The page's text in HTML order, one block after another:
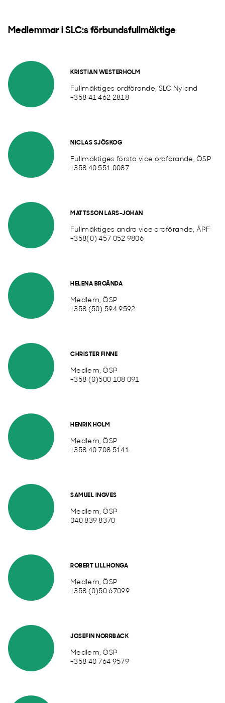
Medlemmar i SLC:s förbundsfullmäktige
KRISTIAN WESTERHOLM
Fullmäktiges ordförande, SLC Nyland
+358 41 462 2818
NICLAS SJÖSKOG
Fullmäktiges första vice ordförande, ÖSP
+358 40 551 0087
MATTSSON LARS-JOHAN
Fullmäktiges andra vice ordförande, ÅPF
+358(0) 457 052 9806
HELENA BROÄNDA
Medlem, ÖSP
+358 (50) 594 9592
CHRISTER FINNE
Medlem, ÖSP
+358 (0)500 108 091
HENRIK HOLM
Medlem, ÖSP
+358 40 708 5141
SAMUEL INGVES
Medlem, ÖSP
040 839 8370
ROBERT LILLHONGA
Medlem, ÖSP
+358 (0)50 67099
JOSEFIN NORRBACK
Medlem, ÖSP
+358 40 764 9579